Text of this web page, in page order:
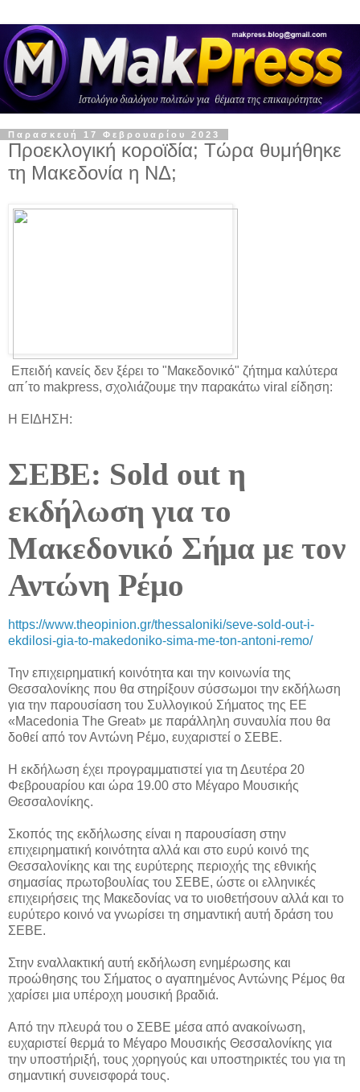
Παρασκευή 17 Φεβρουαρίου 2023
Προεκλογική κοροϊδία; Τώρα θυμήθηκε
τη Μακεδονία η ΝΔ;
Επειδή κανείς δεν ξέρει το "Μακεδονικό" ζήτημα καλύτερα
απ΄το makpress, σχολιάζουμε την παρακάτω viral είδηση:
Η ΕΙΔΗΣΗ:
ΣΕΒΕ: Sold out η
εκδήλωση για το
Μακεδονικό Σήμα με τον
Αντώνη Ρέμο
https://www.theopinion.gr/thessaloniki/seve-sold-out-i-
ekdilosi-gia-to-makedoniko-sima-me-ton-antoni-remo/
Την επιχειρηματική κοινότητα και την κοινωνία της
Θεσσαλονίκης που θα στηρίξουν σύσσωμοι την εκδήλωση
για την παρουσίαση του Συλλογικού Σήματος της ΕΕ
«Macedonia The Great» με παράλληλη συναυλία που θα
δοθεί από τον Αντώνη Ρέμο, ευχαριστεί ο ΣΕΒΕ.
Η εκδήλωση έχει προγραμματιστεί για τη Δευτέρα 20
Φεβρουαρίου και ώρα 19.00 στο Μέγαρο Μουσικής
Θεσσαλονίκης.
Σκοπός της εκδήλωσης είναι η παρουσίαση στην
επιχειρηματική κοινότητα αλλά και στο ευρύ κοινό της
Θεσσαλονίκης και της ευρύτερης περιοχής της εθνικής
σημασίας πρωτοβουλίας του ΣΕΒΕ, ώστε οι ελληνικές
επιχειρήσεις της Μακεδονίας να το υιοθετήσουν αλλά και το
ευρύτερο κοινό να γνωρίσει τη σημαντική αυτή δράση του
ΣΕΒΕ.
Στην εναλλακτική αυτή εκδήλωση ενημέρωσης και
προώθησης του Σήματος ο αγαπημένος Αντώνης Ρέμος θα
χαρίσει μια υπέροχη μουσική βραδιά.
Από την πλευρά του ο ΣΕΒΕ μέσα από ανακοίνωση,
ευχαριστεί θερμά το Μέγαρο Μουσικής Θεσσαλονίκης για
την υποστήριξή, τους χορηγούς και υποστηρικτές του για τη
σημαντική συνεισφορά τους.